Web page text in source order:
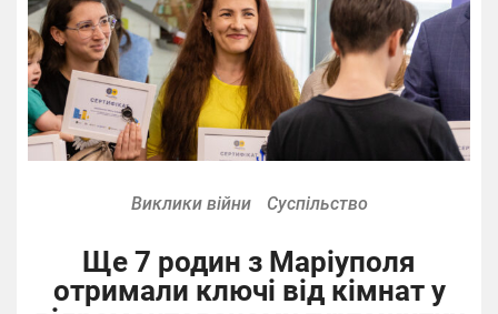
Виклики війни Суспільство
Ще 7 родин з Маріуполя
отримали ключі від кімнат у